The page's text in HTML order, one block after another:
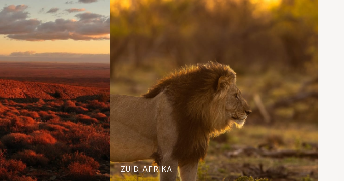
ZUID-AFRIKA